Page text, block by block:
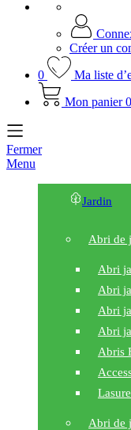
Créer un
0
Ma liste
Mon panier 0
Fermer
Menu
Jardin
Abri de
Abri
Abri
Abri
Abri
Abris
Abri de